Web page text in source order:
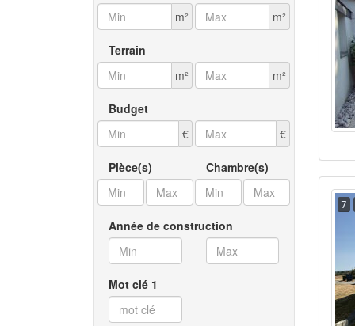
m²
m²
Terrain
m²
m²
Budget
€
€
Pièce(s) Chambre(s)
Année de construction
Mot clé 1
7